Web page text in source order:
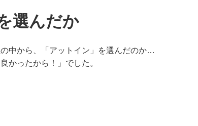
選んだか
中から、「アットイン」を選んだのか…
かったから！」でした。